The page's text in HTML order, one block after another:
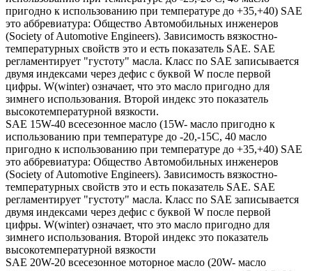
пригодно к использованию при температуре до +35,+40) SAE
это аббревиатура: Общество Автомобильных инженеров
(Society of Automotive Engineers). Зависимость вязкостно-
температурных свойств это и есть показатель SAE. SAE
регламентирует "густоту" масла. Класс по SAE записывается
двумя индексами через дефис с буквой W после первой
цифры. W(winter) означает, что это масло пригодно для
зимнего использования. Второй индекс это показатель
высокотемпературной вязкости.
SAE 15W-40 всесезонное масло (15W- масло пригодно к
использованию при температуре до -20,-15С, 40 масло
пригодно к использованию при температуре до +35,+40) SAE
это аббревиатура: Общество Автомобильных инженеров
(Society of Automotive Engineers). Зависимость вязкостно-
температурных свойств это и есть показатель SAE. SAE
регламентирует "густоту" масла. Класс по SAE записывается
двумя индексами через дефис с буквой W после первой
цифры. W(winter) означает, что это масло пригодно для
зимнего использования. Второй индекс это показатель
высокотемпературной вязкости
SAE 20W-20 всесезонное моторное масло (20W- масло